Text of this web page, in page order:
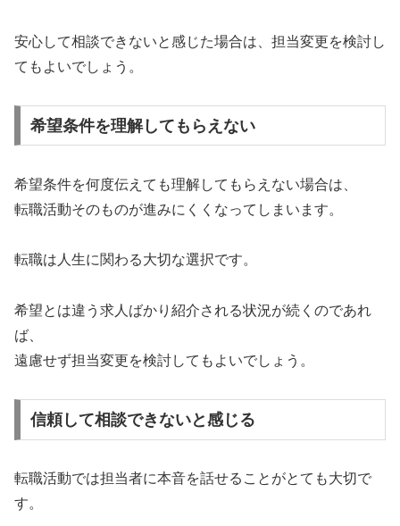
安心して相談できないと感じた場合は、担当変更を検討し
てもよいでしょう。
希望条件を理解してもらえない
希望条件を何度伝えても理解してもらえない場合は、
転職活動そのものが進みにくくなってしまいます。
転職は人生に関わる大切な選択です。
希望とは違う求人ばかり紹介される状況が続くのであれ
ば、
遠慮せず担当変更を検討してもよいでしょう。
信頼して相談できないと感じる
転職活動では担当者に本音を話せることがとても大切で
す。